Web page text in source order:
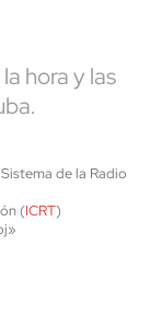
hora y las
de la Radio
(ICRT)